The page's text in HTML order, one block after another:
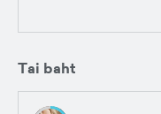
Tai baht